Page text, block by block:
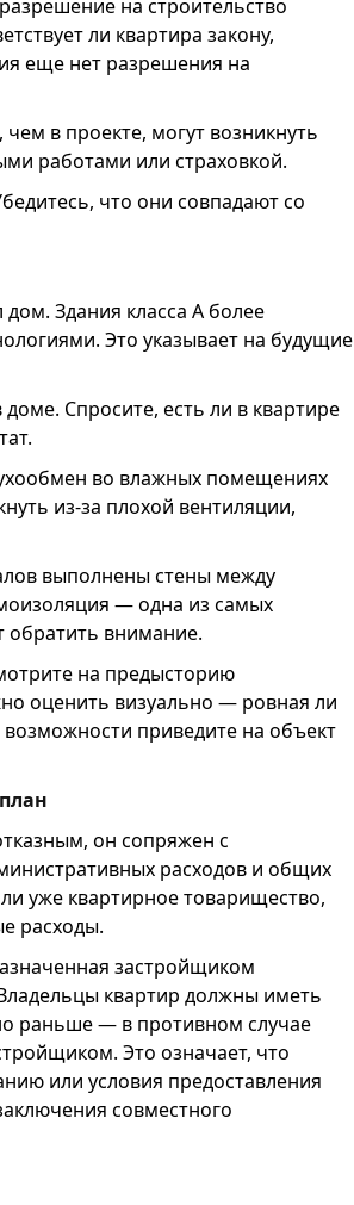
на строительство
ли квартира закону,
еще нет разрешения на
в проекте, могут возникнуть
работами или страховкой.
что они совпадают со
Здания класса А более
Это указывает на будущие
Спросите, есть ли в квартире
во влажных помещениях
из-за плохой вентиляции,
выполнены стены между
— одна из самых
обратить внимание.
на предысторию
оценить визуально — ровная ли
приведите на объект
он сопряжен с
расходов и общих
уже квартирное товарищество,
расходы.
застройщиком
квартир должны иметь
раньше — в противном случае
Это означает, что
или условия предоставления
совместного